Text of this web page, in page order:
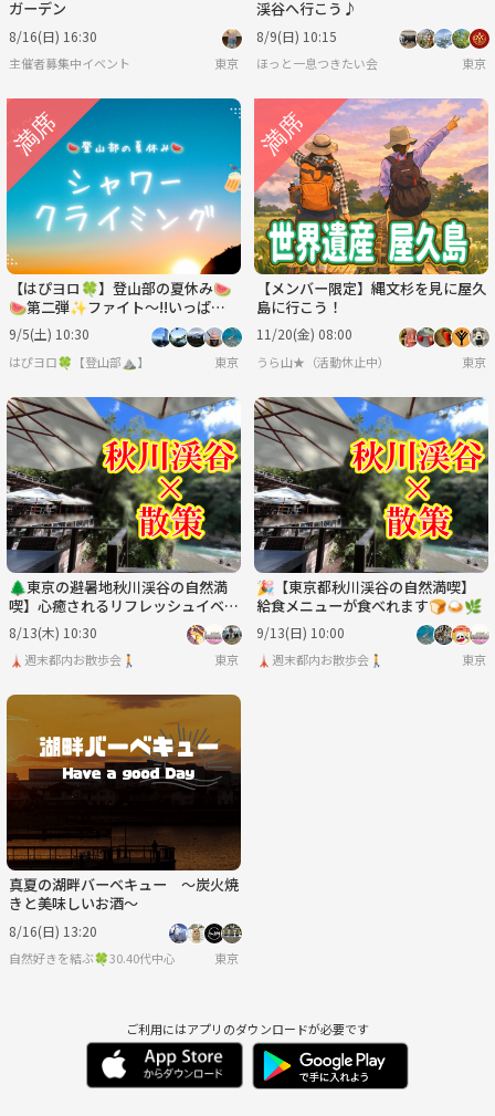
ガーデン
8/16(日) 16:30
主催者募集中イベント 東京
渓谷へ行こう♪
8/9(日) 10:15
ほっと一息つきたい会 東京
【はぴヨロ🍀】登山部の夏休み🍉
🍉第二弾✨ファイト～!!いっぱー
つ!?🤣シャワークライミング🌊BB
Q🍻
9/5(土) 10:30
はぴヨロ🍀【登山部⛰️】 東京
【メンバー限定】縄文杉を見に屋久
島に行こう！
11/20(金) 08:00
うら山★（活動休止中） 東京
🌲東京の避暑地秋川渓谷の自然満
喫】心癒されるリフレッシュイベン
ト🌿
8/13(木) 10:30
🗼週末都内お散歩会🚶 東京
🎉【東京都秋川渓谷の自然満喫】
給食メニューが食べれます🍞🍛🌿
9/13(日) 10:00
🗼週末都内お散歩会🚶 東京
真夏の湖畔バーベキュー 〜炭火焼
きと美味しいお酒〜
8/16(日) 13:20
自然好きを結ぶ🍀30.40代中心 東京
ご利用にはアプリのダウンロードが必要です